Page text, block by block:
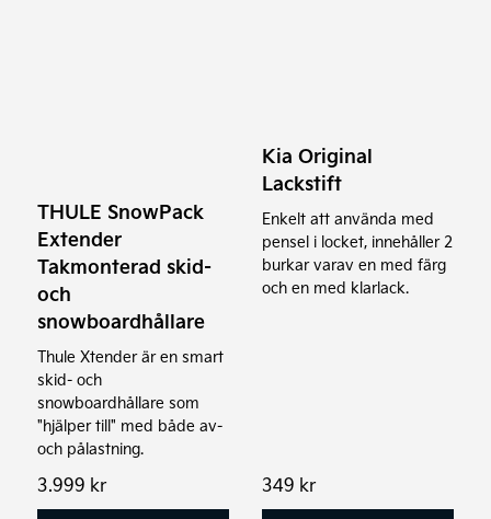
THULE SnowPack
Extender
Takmonterad skid-
och
snowboardhållare
Thule Xtender är en smart
skid- och
snowboardhållare som
"hjälper till" med både av-
och pålastning.
3.999 kr
Kia Original
Lackstift
Enkelt att använda med
pensel i locket, innehåller 2
burkar varav en med färg
och en med klarlack.
349 kr